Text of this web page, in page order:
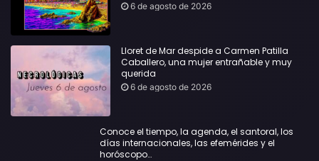
6 de agosto de 2026
Lloret de Mar despide a Carmen Patilla
Caballero, una mujer entrañable y muy
querida
6 de agosto de 2026
Conoce el tiempo, la agenda, el santoral, los
días internacionales, las efemérides y el
horóscopo…